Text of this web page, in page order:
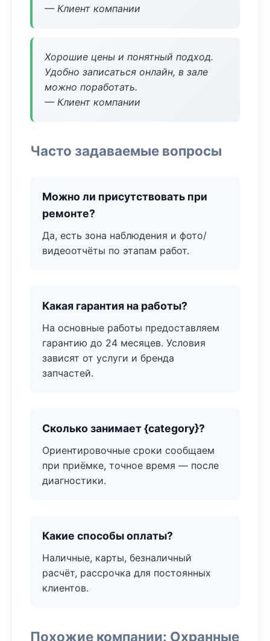
— Клиент компании
Хорошие цены и понятный подход.
Удобно записаться онлайн, в зале
можно поработать.
— Клиент компании
Часто задаваемые вопросы
Можно ли присутствовать при
ремонте?
Да, есть зона наблюдения и фото/
видеоотчёты по этапам работ.
Какая гарантия на работы?
На основные работы предоставляем
гарантию до 24 месяцев. Условия
зависят от услуги и бренда
запчастей.
Сколько занимает {category}?
Ориентировочные сроки сообщаем
при приёмке, точное время — после
диагностики.
Какие способы оплаты?
Наличные, карты, безналичный
расчёт, рассрочка для постоянных
клиентов.
Похожие компании: Охранные